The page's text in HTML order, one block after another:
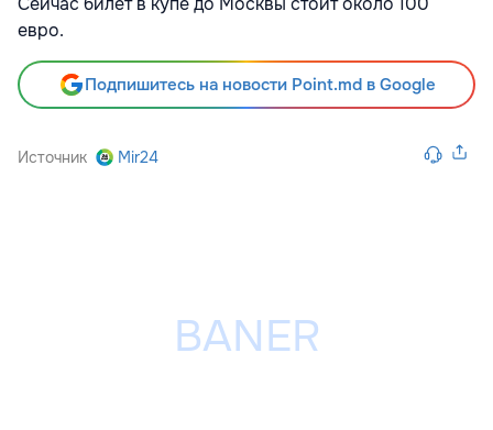
евро.
Подпишитесь на новости Point.md в Google
Источник Mir24